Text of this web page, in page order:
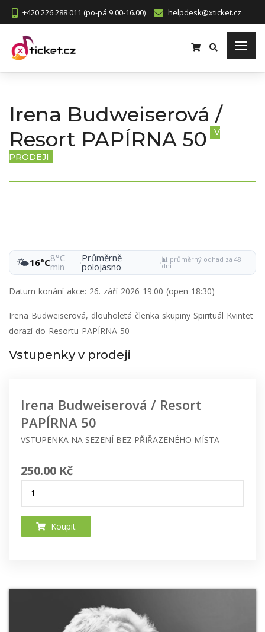
+420 226 288 011 (po-pá 9.00-16.00) helpdesk@xticket.cz
Irena Budweiserová /
Resort PAPÍRNA 50
V
PRODEJI
🌤️16°C8°C
min ·Průměrně
polojasno ·📊 průměrný odhad za 48
dní
Datum konání akce: 26. září 2026 19:00 (open 18:30)
Irena Budweiserová, dlouholetá členka skupiny Spirituál Kvintet
dorazí do Resortu PAPÍRNA 50
Vstupenky v prodeji
Irena Budweiserová / Resort
PAPÍRNA 50
VSTUPENKA NA SEZENÍ BEZ PŘIŘAZENÉHO MÍSTA
250.00 Kč
Koupit